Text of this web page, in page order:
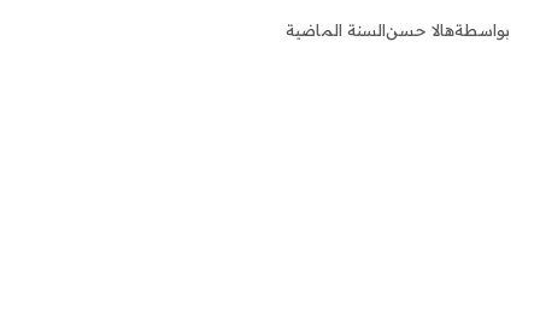
بواسطةهالا حسنالسنة الماضية